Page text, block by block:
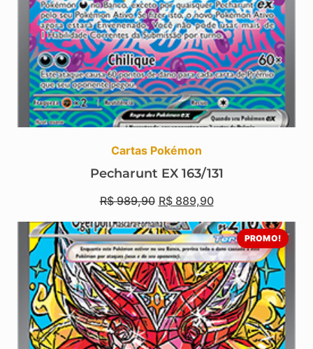
Cartas Pokémon
Pecharunt EX 163/131
R$989,90 R$889,90
PROMO!